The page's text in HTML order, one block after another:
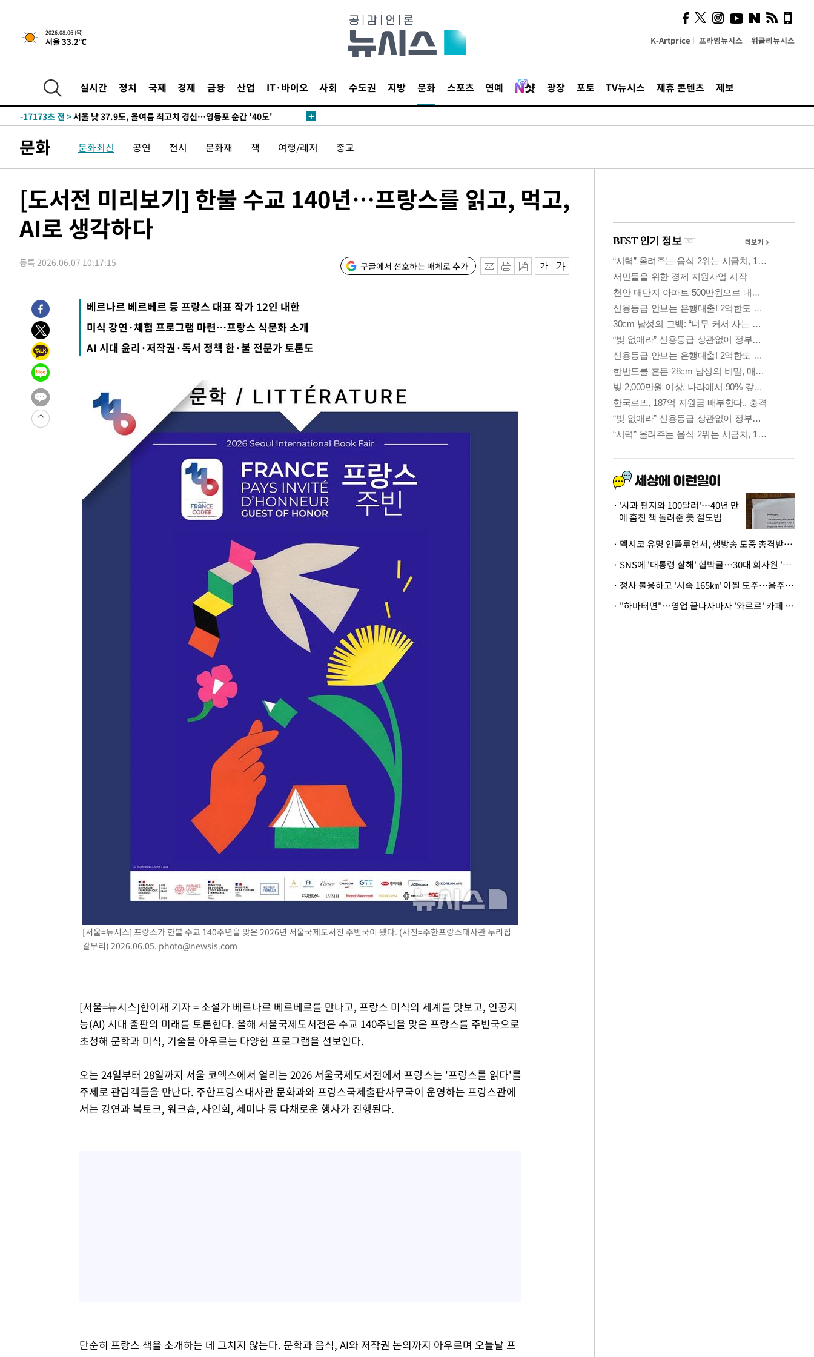
2026.08.06 (목)
서울 33.2℃ K-Artprice 프라임뉴시스 위클리뉴시스
실시간 정치 국제 경제 금융 산업 IT·바이오 사회 수도권 지방 문화 스포츠 연예 광장 포토 TV뉴시스 제휴 콘텐츠 제보
-17885초 전 >'낮 최고 39도' 불볕더위…한밤 열대야도 계속[내일날씨]
-17844초 전 >[속보]7~9일 프로야구 3연전도 폭염 취소…11일 재개
-17333초 전 >
'월드컵 탈락 후폭풍' 축구협회…초유의 압수수색에 '충격·당황'
-17173초 전 >
-16735초 전 >[속보]종합특검, 대검 추가 압수수색…내란 중요임무종사 혐의
-12760초 전 >
[속보]코스피, 301.88포인트(4.58%) 내린 6296.38 마감
-12625초 전 >[속보]원·달러 환율, 0.7원 내린 1423.8원 마감
-7269초 전 > 손흥민, 5경기 연속골 실패…LAFC는 승부차기 끝 과달라하라 격파
2분 전 >내일까지 39도 '펄펄'…기상청 "태풍 지나며 폭염 잠시 꺾인다"
8분 전 >트럼프, 한국계 진보 주지사 후보 맹공…"공산주의가 최대 위협"
1시간 전 >[속보]산업장관 "李정부, 원전 반대 안해…안정 전력 위해 불가피"
1시간 전 >[속보]경찰, '홍명보 선임 논란' 대한축구협회·축구회관 등 압수수색
-20925초 전 >
[속보]합참 "北 발사체는 단거리탄도미사일…감시·경계태세 강
-20673초 전 >
日방위성, 北이 동해로 쏜 발사체는 탄도미사일 가능성
-19103초 전 >
-18509초 전 >
[속보]합참 "북, 동해상으로 미상 발사체 발사"
-17905초 전 >
-17864초 전 >
[속보]7~9일 프로야구 3연전도 폭염 취소…11일 재개
-17526초 전 >
"韓 외환시장 개입 관측 배경엔 美의 대한국 무역적자 있어"
-17353초 전 >
'월드컵 탈락 후폭풍' 축구협회…초유의 압수수색에 '충격·당황'
서울 낮 37.9도, 올여름 최고치 경신…영등포 순간 '40도'
[속보]종합특검, 대검 추가 압수수색…내란 중요임무종사 혐의
[속보]코스닥, 800p 회복…0.26% 오른 801.67 마감
[속보]코스피, 301.88포인트(4.58%) 내린 6296.38 마감
[속보]원·달러 환율, 0.7원 내린 1423.8원 마감
"여기 떨어졌다"…다누리, 스페이스X 로켓 달 충돌 흔적 포착
손흥민, 5경기 연속골 실패…LAFC는 승부차기 끝 과달라하라 격파
내일까지 39도 '펄펄'…기상청 "태풍 지나며 폭염 잠시 꺾인다"
트럼프, 한국계 진보 주지사 후보 맹공…"공산주의가 최대 위협"
"美간섭에 합의 지연"…트럼프, '이란 호르무즈 통제권' 수용할까
[속보]산업장관 "李정부, 원전 반대 안해…안정 전력 위해 불가피"
[속보]경찰, '홍명보 선임 논란' 대한축구협회·축구회관 등 압수수색
문화 문화최신 공연 전시 문화재 책 여행/레저 종교
[도서전 미리보기] 한불 수교 140년…프랑스를 읽고, 먹고,
AI로 생각하다
등록 2026.06.07 10:17:15 구글에서 선호하는 매체로 추가
베르나르 베르베르 등 프랑스 대표 작가 12인 내한
미식 강연·체험 프로그램 마련…프랑스 식문화 소개
AI 시대 윤리·저작권·독서 정책 한·불 전문가 토론도
[서울=뉴시스] 프랑스가 한불 수교 140주년을 맞은 2026년 서울국제도서전 주빈국이 됐다. (사진=주한프랑스대사관 누리집
갈무리) 2026.06.05. photo@newsis.com
[서울=뉴시스]한이재 기자 = 소설가 베르나르 베르베르를 만나고, 프랑스 미식의 세계를 맛보고, 인공지
능(AI) 시대 출판의 미래를 토론한다. 올해 서울국제도서전은 수교 140주년을 맞은 프랑스를 주빈국으로
초청해 문학과 미식, 기술을 아우르는 다양한 프로그램을 선보인다.
오는 24일부터 28일까지 서울 코엑스에서 열리는 2026 서울국제도서전에서 프랑스는 '프랑스를 읽다'를
주제로 관람객들을 만난다. 주한프랑스대사관 문화과와 프랑스국제출판사무국이 운영하는 프랑스관에
서는 강연과 북토크, 워크숍, 사인회, 세미나 등 다채로운 행사가 진행된다.
단순히 프랑스 책을 소개하는 데 그치지 않는다. 문학과 음식, AI와 저작권 논의까지 아우르며 오늘날 프
의견, 국토부·LH에 충실히
전달할 것"
'사과 편지와 100달러'…40년 만
에 훔친 책 돌려준 美 절도범
· 멕시코 유명 인플루언서, 생방송 도중 총격받아 사망
· SNS에 '대통령 살해' 협박글…30대 회사원 '불구속 송치'
· 정차 불응하고 '시속 165㎞' 아찔 도주…음주운전자 체포
· "하마터면"…영업 끝나자마자 '와르르' 카페 테라스 덮친 대리석 외벽